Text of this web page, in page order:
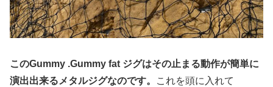
このGummy .Gummy fat ジグはその止まる動作が簡単に
演出出来るメタルジグなのです。
これを頭に入れて